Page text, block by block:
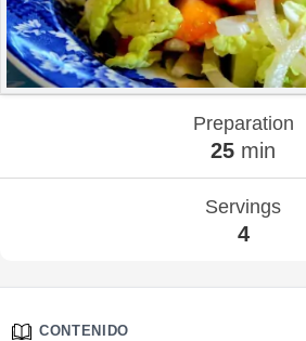
Preparation
25 min
Servings
4
CONTENIDO